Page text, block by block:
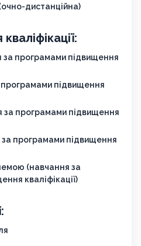
дистанційна)
за програмами підвищення
підвищення
за програмами підвищення
за програмами підвищення
(навчання за
кваліфікації)